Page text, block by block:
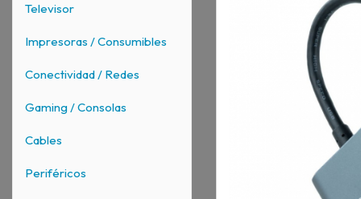
Televisor
Impresoras / Consumibles
Conectividad / Redes
Gaming / Consolas
Cables
Periféricos